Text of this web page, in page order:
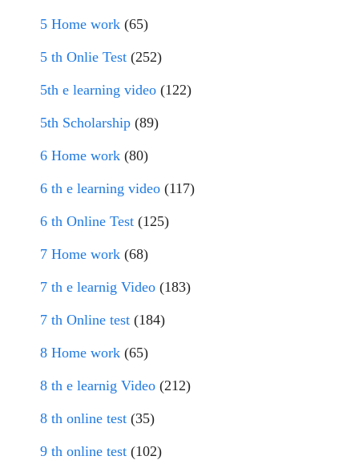
5 Home work (65)
5 th Onlie Test (252)
5th e learning video (122)
5th Scholarship (89)
6 Home work (80)
6 th e learning video (117)
6 th Online Test (125)
7 Home work (68)
7 th e learnig Video (183)
7 th Online test (184)
8 Home work (65)
8 th e learnig Video (212)
8 th online test (35)
9 th online test (102)